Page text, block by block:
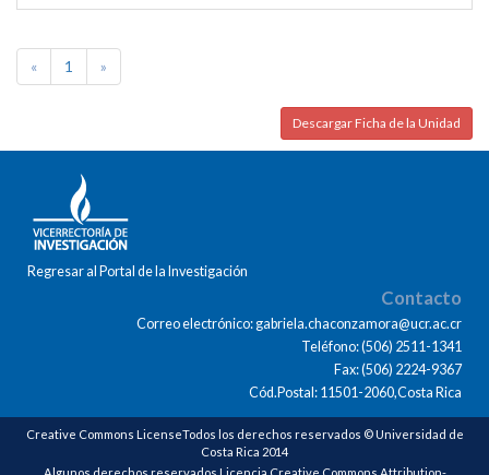
« 1 »
Descargar Ficha de la Unidad
Regresar al Portal de la Investigación
Contacto
Correo electrónico: gabriela.chaconzamora@ucr.ac.cr
Teléfono: (506) 2511-1341
Fax: (506) 2224-9367
Cód.Postal: 11501-2060,Costa Rica
Creative Commons LicenseTodos los derechos reservados © Universidad de
Costa Rica 2014